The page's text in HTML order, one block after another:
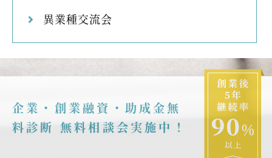
異業種交流会
企業・創業融資・助成金無
料診断 無料相談会実施中！